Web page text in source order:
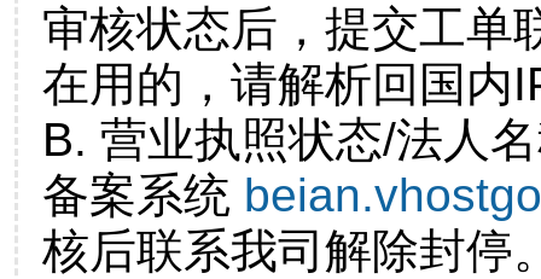
审核状态后，提交工单
在用的，请解析回国内
B. 营业执照状态/法人
备案系统
核后联系我司解除封停